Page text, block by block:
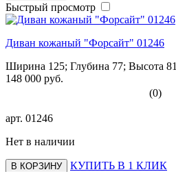
Быстрый просмотр
Диван кожаный "Форсайт" 01246
Ширина 125; Глубина 77; Высота 81
148 000 руб.
(0)
арт. 01246
Нет в наличии
В КОРЗИНУ
КУПИТЬ В 1 КЛИК